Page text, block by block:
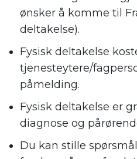
ønsker å komme til
deltakelse).
Fysisk deltakelse
tjenesteytere/
påmelding.
Fysisk deltakelse er
diagnose og
Du kan stille